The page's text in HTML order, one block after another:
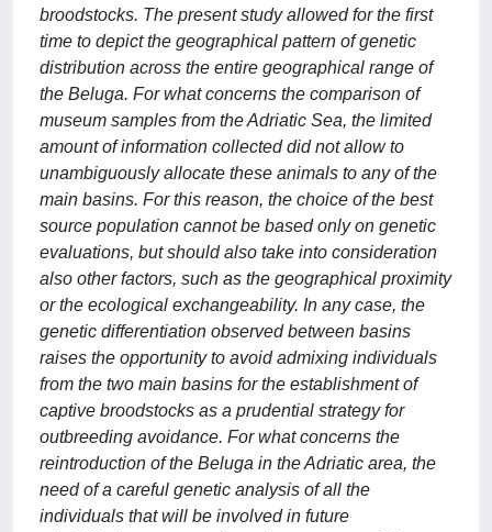
broodstocks. The present study allowed for the first
time to depict the geographical pattern of genetic
distribution across the entire geographical range of
the Beluga. For what concerns the comparison of
museum samples from the Adriatic Sea, the limited
amount of information collected did not allow to
unambiguously allocate these animals to any of the
main basins. For this reason, the choice of the best
source population cannot be based only on genetic
evaluations, but should also take into consideration
also other factors, such as the geographical proximity
or the ecological exchangeability. In any case, the
genetic differentiation observed between basins
raises the opportunity to avoid admixing individuals
from the two main basins for the establishment of
captive broodstocks as a prudential strategy for
outbreeding avoidance. For what concerns the
reintroduction of the Beluga in the Adriatic area, the
need of a careful genetic analysis of all the
individuals that will be involved in future